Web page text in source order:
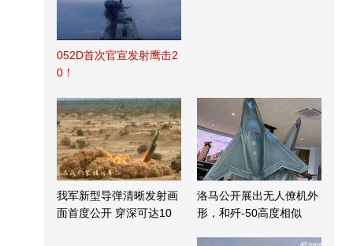
052D首次官宣发射鹰击2
0！
我军新型导弹清晰发射画
面首度公开 穿深可达10
洛马公开展出无人僚机外
形，和歼-50高度相似